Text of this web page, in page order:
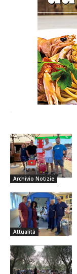
Archivio Notizie
Attualità